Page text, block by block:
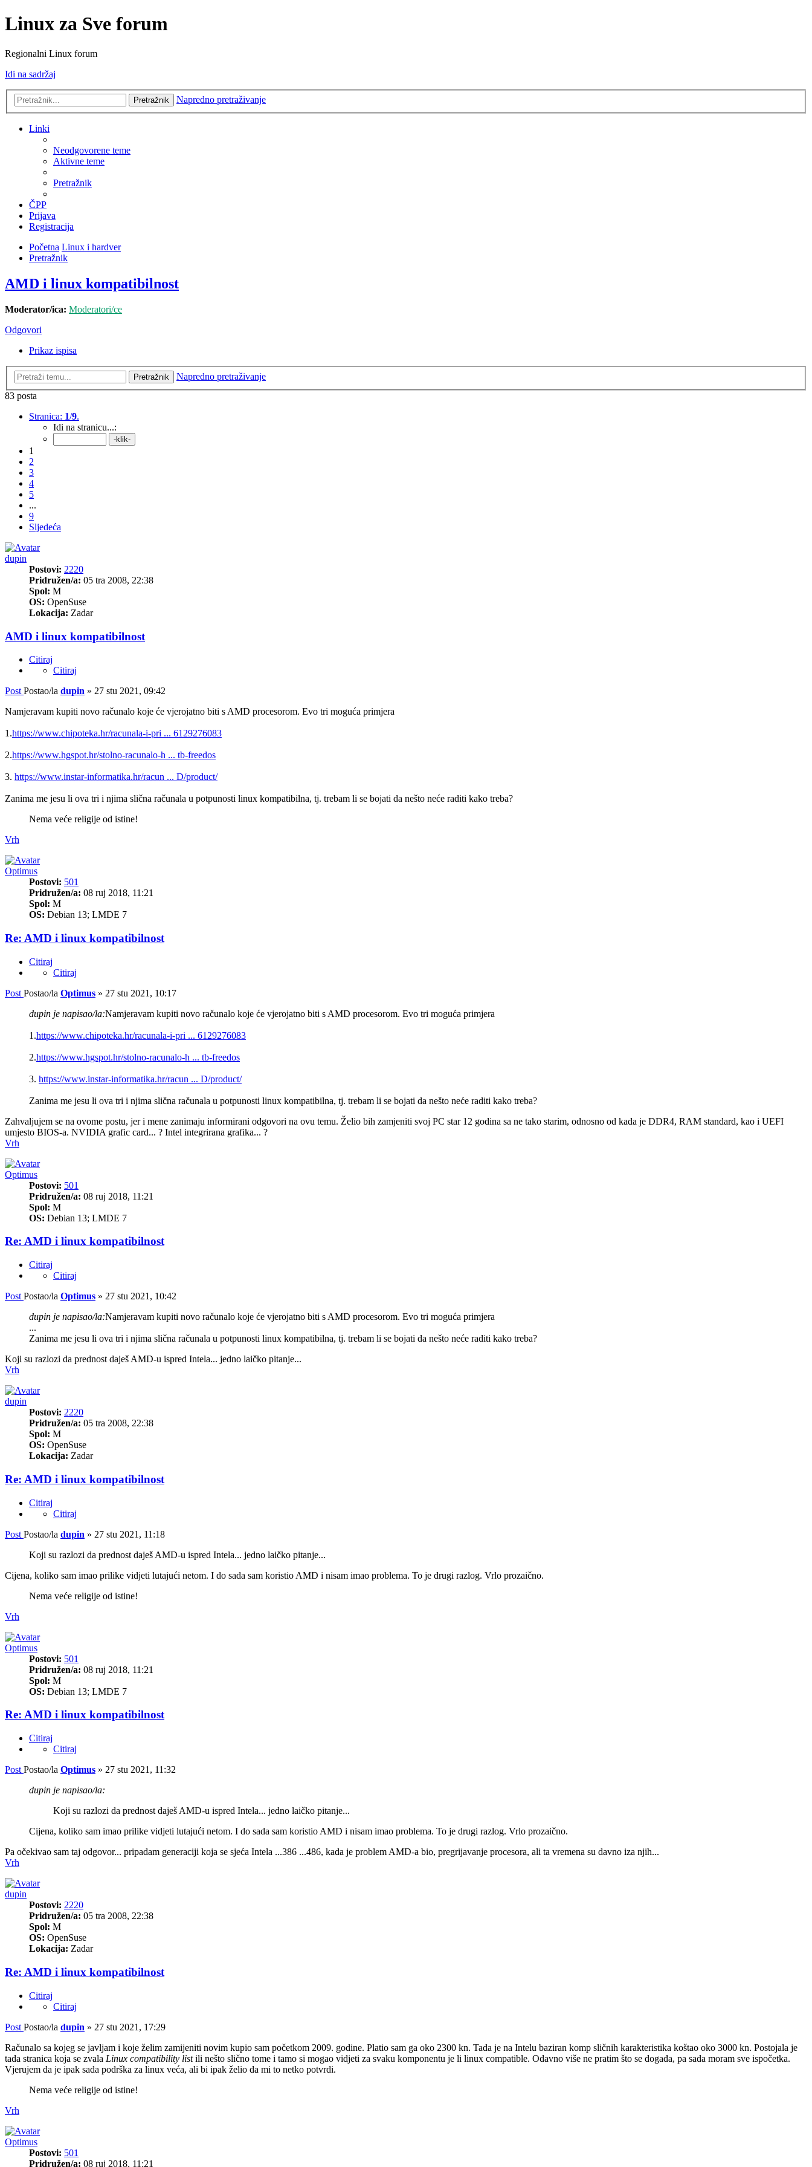
Linux za Sve forum
Regionalni Linux forum
Idi na sadržaj
Pretražnik Napredno pretraživanje
Linki
Neodgovorene teme
Aktivne teme
Pretražnik
ČPP
Prijava
Registracija
Početna Linux i hardver
Pretražnik
AMD i linux kompatibilnost
Moderator/ica: Moderatori/ce
Odgovori
Prikaz ispisa
Pretražnik
Napredno pretraživanje
83 posta
Stranica: 1/9.
Idi na stranicu...:
1
2
3
4
5
...
9
Sljedeća
dupin
Postovi: 2220
Pridružen/a: 05 tra 2008, 22:38
Spol: M
OS: OpenSuse
Lokacija: Zadar
AMD i linux kompatibilnost
Citiraj
Citiraj
Post Postao/la dupin » 27 stu 2021, 09:42
Namjeravam kupiti novo računalo koje će vjerojatno biti s AMD procesorom. Evo tri moguća primjera
1.https://www.chipoteka.hr/racunala-i-pri ... 6129276083
2.https://www.hgspot.hr/stolno-racunalo-h ... tb-freedos
3. https://www.instar-informatika.hr/racun ... D/product/
Zanima me jesu li ova tri i njima slična računala u potpunosti linux kompatibilna, tj. trebam li se bojati da nešto neće raditi kako treba?
Nema veće religije od istine!
Vrh
Optimus
Postovi: 501
Pridružen/a: 08 ruj 2018, 11:21
Spol: M
OS: Debian 13; LMDE 7
Re: AMD i linux kompatibilnost
Citiraj
Citiraj
Post Postao/la Optimus » 27 stu 2021, 10:17
dupin je napisao/la:Namjeravam kupiti novo računalo koje će vjerojatno biti s AMD procesorom. Evo tri moguća primjera
1.https://www.chipoteka.hr/racunala-i-pri ... 6129276083
2.https://www.hgspot.hr/stolno-racunalo-h ... tb-freedos
3. https://www.instar-informatika.hr/racun ... D/product/
Zanima me jesu li ova tri i njima slična računala u potpunosti linux kompatibilna, tj. trebam li se bojati da nešto neće raditi kako treba?
Zahvaljujem se na ovome postu, jer i mene zanimaju informirani odgovori na ovu temu. Želio bih zamjeniti svoj PC star 12 godina sa ne tako starim, odnosno od kada je DDR4, RAM standard, kao i UEFI
umjesto BIOS-a. NVIDIA grafic card... ? Intel integrirana grafika... ?
Vrh
Optimus
Postovi: 501
Pridružen/a: 08 ruj 2018, 11:21
Spol: M
OS: Debian 13; LMDE 7
Re: AMD i linux kompatibilnost
Citiraj
Citiraj
Post Postao/la Optimus » 27 stu 2021, 10:42
dupin je napisao/la:Namjeravam kupiti novo računalo koje će vjerojatno biti s AMD procesorom. Evo tri moguća primjera
...
Zanima me jesu li ova tri i njima slična računala u potpunosti linux kompatibilna, tj. trebam li se bojati da nešto neće raditi kako treba?
Koji su razlozi da prednost daješ AMD-u ispred Intela... jedno laičko pitanje...
Vrh
dupin
Postovi: 2220
Pridružen/a: 05 tra 2008, 22:38
Spol: M
OS: OpenSuse
Lokacija: Zadar
Re: AMD i linux kompatibilnost
Citiraj
Citiraj
Post Postao/la dupin » 27 stu 2021, 11:18
Koji su razlozi da prednost daješ AMD-u ispred Intela... jedno laičko pitanje...
Cijena, koliko sam imao prilike vidjeti lutajući netom. I do sada sam koristio AMD i nisam imao problema. To je drugi razlog. Vrlo prozaično.
Nema veće religije od istine!
Vrh
Optimus
Postovi: 501
Pridružen/a: 08 ruj 2018, 11:21
Spol: M
OS: Debian 13; LMDE 7
Re: AMD i linux kompatibilnost
Citiraj
Citiraj
Post Postao/la Optimus » 27 stu 2021, 11:32
dupin je napisao/la:
Koji su razlozi da prednost daješ AMD-u ispred Intela... jedno laičko pitanje...
Cijena, koliko sam imao prilike vidjeti lutajući netom. I do sada sam koristio AMD i nisam imao problema. To je drugi razlog. Vrlo prozaično.
Pa očekivao sam taj odgovor... pripadam generaciji koja se sjeća Intela ...386 ...486, kada je problem AMD-a bio, pregrijavanje procesora, ali ta vremena su davno iza njih...
Vrh
dupin
Postovi: 2220
Pridružen/a: 05 tra 2008, 22:38
Spol: M
OS: OpenSuse
Lokacija: Zadar
Re: AMD i linux kompatibilnost
Citiraj
Citiraj
Post Postao/la dupin » 27 stu 2021, 17:29
Računalo sa kojeg se javljam i koje želim zamijeniti novim kupio sam početkom 2009. godine. Platio sam ga oko 2300 kn. Tada je na Intelu baziran komp sličnih karakteristika koštao oko 3000 kn. Postojala je
tada stranica koja se zvala Linux compatibility listili nešto slično tome i tamo si mogao vidjeti za svaku komponentu je li linux compatible. Odavno više ne pratim što se događa, pa sada moram sve ispočetka.
Vjerujem da je ipak sada podrška za linux veća, ali bi ipak želio da mi to netko potvrdi.
Nema veće religije od istine!
Vrh
Optimus
Postovi: 501
Pridružen/a: 08 ruj 2018, 11:21